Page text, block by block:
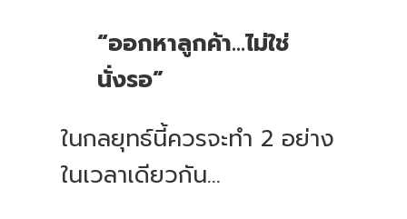
“ออกหาลูกค้า...ไม่ใช่
นั่งรอ”
ในกลยุทธ์นี้ควรจะทำ 2 อย่าง
ในเวลาเดียวกัน...